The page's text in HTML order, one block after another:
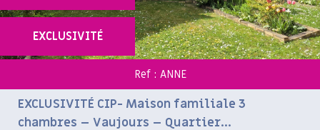
EXCLUSIVITÉ
Ref : ANNE
EXCLUSIVITÉ CIP- Maison familiale 3
chambres – Vaujours – Quartier...